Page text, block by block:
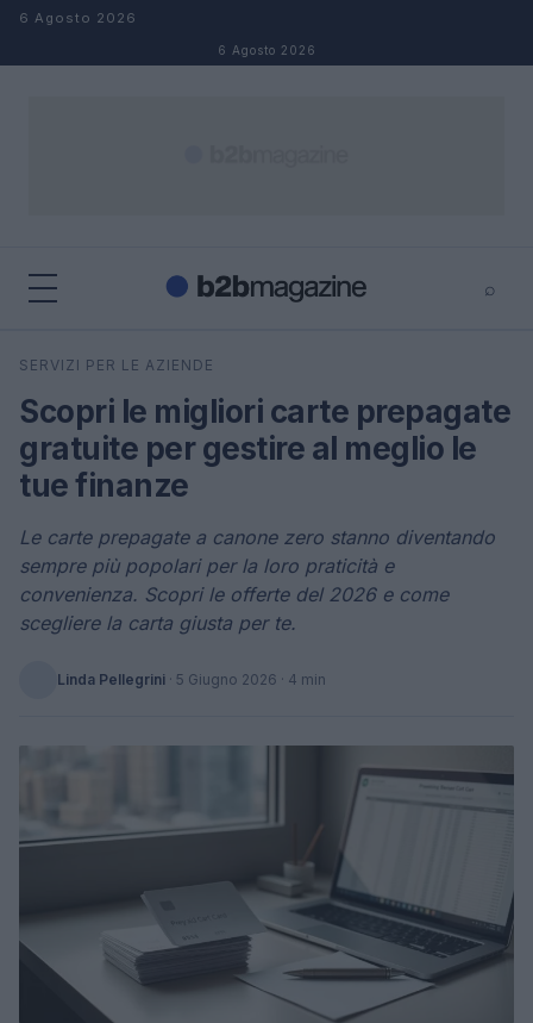
Salta al contenuto
6 Agosto 2026
6 Agosto 2026
⌕
Cerca
SERVIZI PER LE AZIENDE
Scopri le migliori carte prepagate
gratuite per gestire al meglio le
tue finanze
Le carte prepagate a canone zero stanno diventando
sempre più popolari per la loro praticità e
convenienza. Scopri le offerte del 2026 e come
scegliere la carta giusta per te.
Linda Pellegrini · 5 Giugno 2026 · 4 min